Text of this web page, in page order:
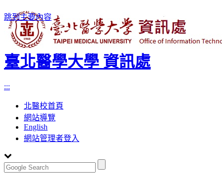
跳到主要內容
臺北醫學大學 資訊處
:::
北醫校首頁
網站導覽
English
網站管理者登入